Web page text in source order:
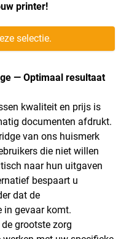
printer!
selectie.
— Optimaal resultaat
kwaliteit en prijs is
documenten afdrukt.
van ons huismerk
die niet willen
naar hun uitgaven
bespaart u
dat de
in gevaar komt.
grootste zorg